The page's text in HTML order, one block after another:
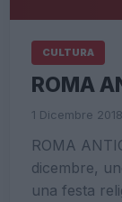
CULTURA
ROMA
1 Dicembre
ROMA
dicembre,
una festa